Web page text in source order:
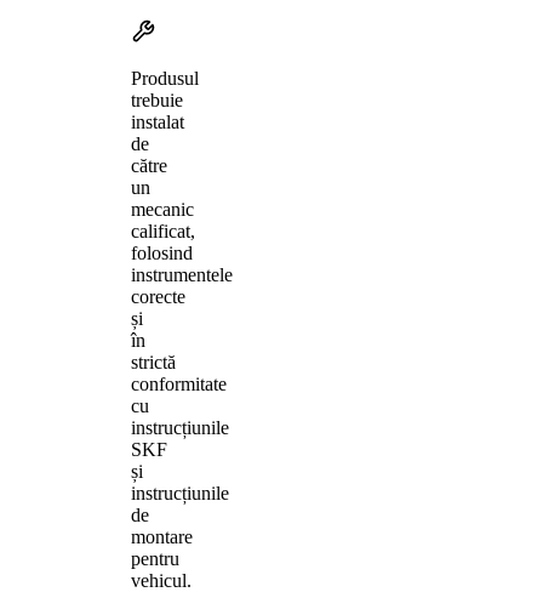
Produsul
trebuie
instalat
de
către
un
mecanic
calificat,
folosind
instrumentele
corecte
și
în
strictă
conformitate
cu
instrucțiunile
SKF
și
instrucțiunile
de
montare
pentru
vehicul.